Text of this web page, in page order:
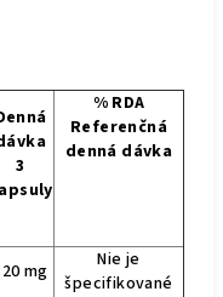
3
% RDA
Referenčná
denná dávka
mg
Nie je
špecifikované